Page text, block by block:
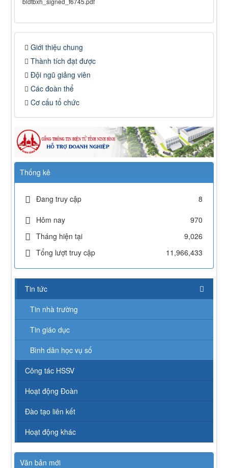
Giới thiệu chung
Thành tích đạt được
Đội ngũ giảng viên
Các đoàn thể
Cơ cấu tổ chức
Thống kê
Đang truy cập 8
Hôm nay
970
Tháng hiện tại
9,026
Tổng lượt truy cập
11,966,433
Tin tức
Tin nhà trường
Tin giáo dục
Bình dân học vụ số
Công tác HSSV
Hoạt động Đoàn
Đào tạo liên kết
Hoạt động khác
Văn bản mới